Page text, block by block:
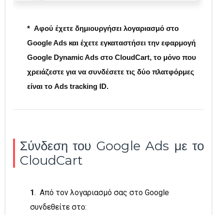
* Αφού έχετε δημιουργήσει λογαριασμό στο
Google Ads και έχετε εγκαταστήσει την εφαρμογή
Google Dynamic Ads στο CloudCart, το μόνο που
χρειάζεστε για να συνδέσετε τις δύο πλατφόρμες
είναι το Ads tracking ID.
Σύνδεση του Google Ads με το
CloudCart
1. Από τον λογαριασμό σας στο Google
συνδεθείτε στο: